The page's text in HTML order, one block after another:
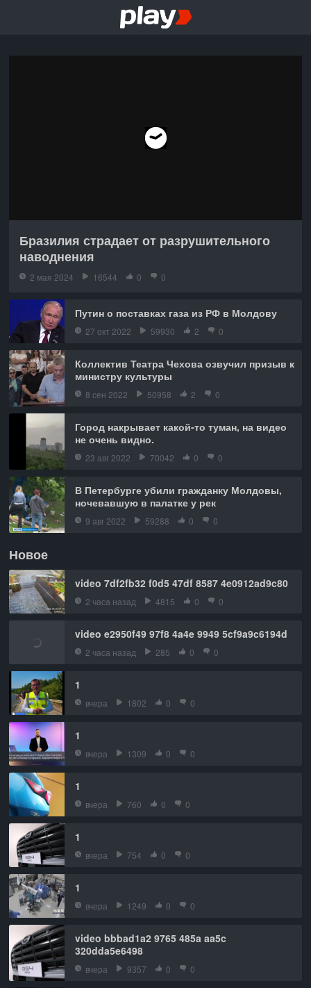
Бразилия страдает от разрушительного
наводнения
2 мая 2024 16544 0 0
Путин о поставках газа из РФ в Молдову
27 окт 2022 59930 2 0
Коллектив Театра Чехова озвучил призыв к
министру культуры
8 сен 2022 50958 2 0
Город накрывает какой-то туман, на видео
не очень видно.
23 авг 2022 70042 0 0
В Петербурге убили гражданку Молдовы,
ночевавшую в палатке у рек
9 авг 2022 59288 0 0
Новое
video 7df2fb32 f0d5 47df 8587 4e0912ad9c80
2 часа назад 4815 0 0
video e2950f49 97f8 4a4e 9949 5cf9a9c6194d
2 часа назад 285 0 0
1
вчера 1802 0 0
1
вчера 1309 0 0
1
вчера 760 0 0
1
вчера 754 0 0
1
вчера 1249 0 0
video bbbad1a2 9765 485a aa5c
320dda5e6498
вчера 9357 0 0